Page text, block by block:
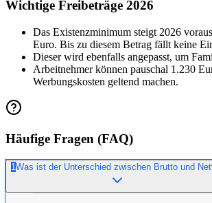
Wichtige Freibeträge 2026
Das Existenzminimum steigt 2026
Euro. Bis zu diesem Betrag fällt keine
Dieser wird ebenfalls angepasst, um
Arbeitnehmer können pauschal 1.230
Werbungskosten geltend machen.
Häufige Fragen (FAQ)
1Was ist der Unterschied zwischen Brutto und